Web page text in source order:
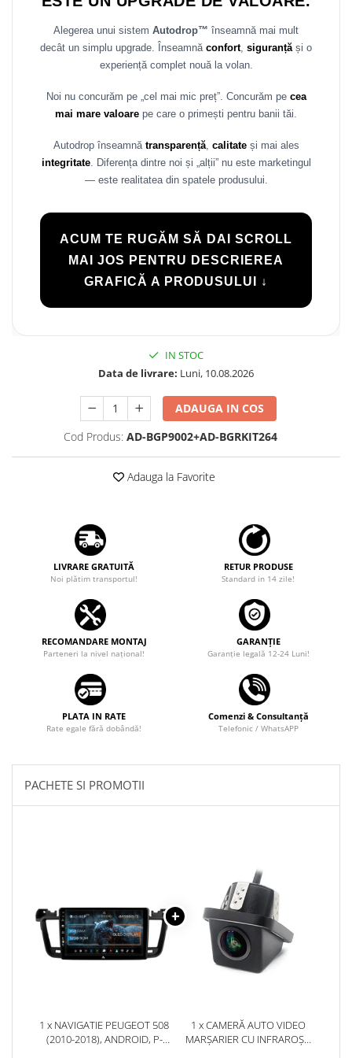
Rame adaptoare Mazda
Rame adaptoare Kia
Rame adaptoare Nissan
Rame adaptoare Hyundai
Rame adaptoare Chevrolet
Rame adaptoare Mitsubishi
Rame adaptoare Dodge
Rame adaptoare Chrysler
Rame adaptoare Iveco
Rame adaptoare Smart
Rame adaptoare Land Rover
Rame adaptoare Ssangyong
Rame adaptoare Hummer
Camere marșarier auto
Camere marșarier auto
Camere Skoda
Camere BMW
Camere Iveco
Alegerea unui sistem Autodrop™ înseamnă mai mult
decât un simplu upgrade. Înseamnă confort, siguranță și o
experiență complet nouă la volan.
Noi nu concurăm pe „cel mai mic preț”. Concurăm pe cea
mai mare valoare pe care o primești pentru banii tăi.
Autodrop înseamnă transparență, calitateși mai ales
integritate. Diferența dintre noi și „alții” nu este marketingul
— este realitatea din spatele produsului.
ACUM TE RUGĂM SĂ DAI SCROLL
MAI JOS PENTRU DESCRIEREA
GRAFICĂ A PRODUSULUI ↓
IN STOC
Data de livrare: Luni, 10.08.2026
ADAUGA IN COS
Cod Produs: AD-BGP9002+AD-BGRKIT264
Adauga la Favorite
LIVRARE GRATUITĂ
Noi plătim transportul!
RETUR PRODUSE
Standard in 14 zile!
RECOMANDARE MONTAJ
Parteneri la nivel național!
GARANȚIE
Garanţie legală 12-24 Luni!
PLATA IN RATE
Rate egale fără dobândă!
Comenzi & Consultanță
Telefonic / WhatsAPP
PACHETE SI PROMOTII
1 x NAVIGATIE PEUGEOT 508
(2010-2018), ANDROID, P-
1 x CAMERĂ AUTO VIDEO
MARȘARIER CU INFRAROȘU